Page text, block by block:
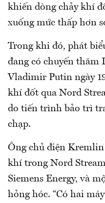
khiến dòng chảy khí
xuống mức thấp hơn
Trong khi đó, phát
đang có chuyến thăm
Vladimir Putin ngày
khí đốt qua Nord
do tiến trình bảo trì
chạp.
Ông chủ điện
khí trong Nord
Siemens Energy, và
hỏng hóc. “Có hai